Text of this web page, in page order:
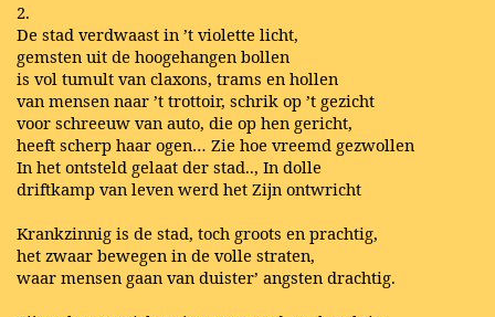
2.
De stad verdwaast in ’t violette licht,
gemsten uit de hoogehangen bollen
is vol tumult van claxons, trams en hollen
van mensen naar ’t trottoir, schrik op ’t gezicht
voor schreeuw van auto, die op hen gericht,
heeft scherp haar ogen… Zie hoe vreemd gezwollen
In het ontsteld gelaat der stad.., In dolle
driftkamp van leven werd het Zijn ontwricht
Krankzinnig is de stad, toch groots en prachtig,
het zwaar bewegen in de volle straten,
waar mensen gaan van duister’ angsten drachtig.